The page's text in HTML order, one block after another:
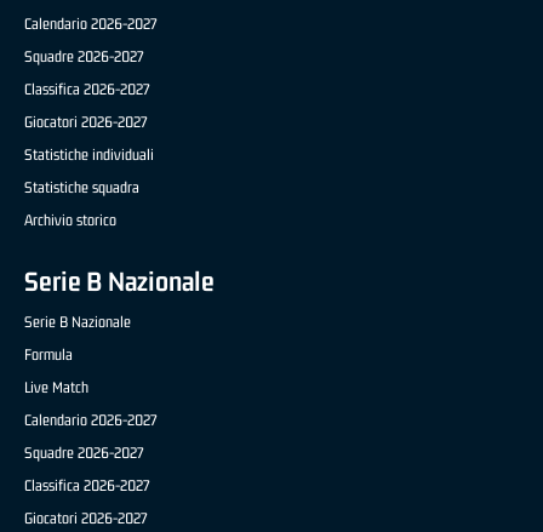
Calendario 2026-2027
Squadre 2026-2027
Classifica 2026-2027
Giocatori 2026-2027
Statistiche individuali
Statistiche squadra
Archivio storico
Serie B Nazionale
Serie B Nazionale
Formula
Live Match
Calendario 2026-2027
Squadre 2026-2027
Classifica 2026-2027
Giocatori 2026-2027